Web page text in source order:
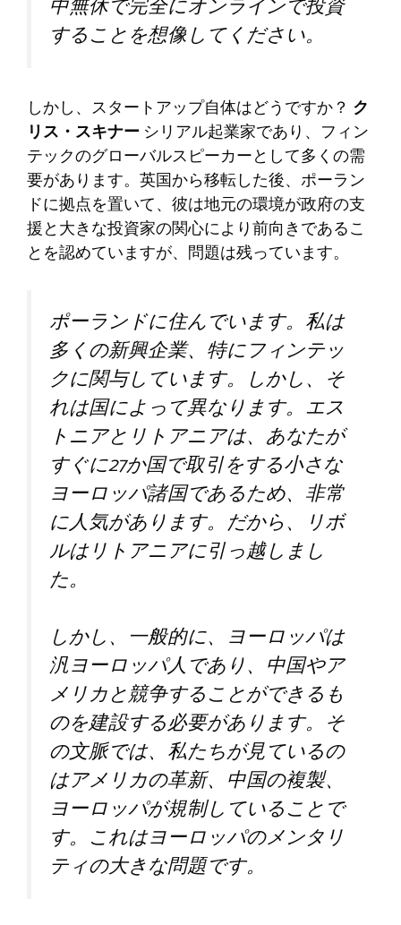
中無休で完全にオンラインで投資
することを想像してください。
しかし、スタートアップ自体はどうですか？ ク
リス・スキナー シリアル起業家であり、フィン
テックのグローバルスピーカーとして多くの需
要があります。英国から移転した後、ポーラン
ドに拠点を置いて、彼は地元の環境が政府の支
援と大きな投資家の関心により前向きであるこ
とを認めていますが、問題は残っています。
ポーランドに住んでいます。私は
多くの新興企業、特にフィンテッ
クに関与しています。しかし、そ
れは国によって異なります。エス
トニアとリトアニアは、あなたが
すぐに27か国で取引をする小さな
ヨーロッパ諸国であるため、非常
に人気があります。だから、リボ
ルはリトアニアに引っ越しまし
た。
しかし、一般的に、ヨーロッパは
汎ヨーロッパ人であり、中国やア
メリカと競争することができるも
のを建設する必要があります。そ
の文脈では、私たちが見ているの
はアメリカの革新、中国の複製、
ヨーロッパが規制していることで
す。これはヨーロッパのメンタリ
ティの大きな問題です。